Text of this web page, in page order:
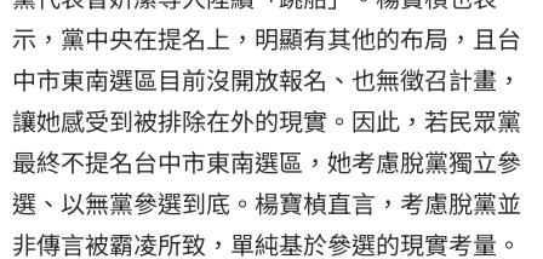
示，黨中央在提名上，明顯有其他的布局，且台
中市東南選區目前沒開放報名、也無徵召計畫，
讓她感受到被排除在外的現實。因此，若民眾黨
最終不提名台中市東南選區，她考慮脫黨獨立參
選、以無黨參選到底。楊寶楨直言，考慮脫黨並
非傳言被霸凌所致，單純基於參選的現實考量。